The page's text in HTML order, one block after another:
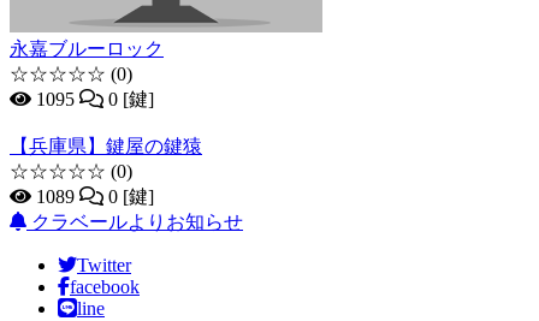
永嘉ブルーロック
☆☆☆☆☆ (0)
1095
0 [鍵]
【兵庫県】鍵屋の鍵猿
☆☆☆☆☆ (0)
1089
0 [鍵]
クラベールよりお知らせ
Twitter
facebook
line